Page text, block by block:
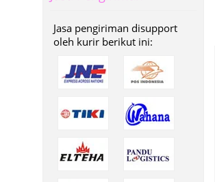
Jasa pengiriman disupport
oleh kurir berikut ini: